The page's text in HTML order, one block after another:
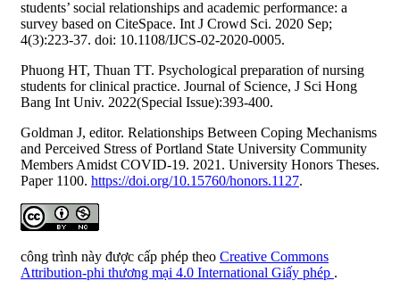
students’ social relationships and academic performance: a
survey based on CiteSpace. Int J Crowd Sci. 2020 Sep;
4(3):223-37. doi: 10.1108/IJCS-02-2020-0005.
Phuong HT, Thuan TT. Psychological preparation of nursing
students for clinical practice. Journal of Science, J Sci Hong
Bang Int Univ. 2022(Special Issue):393-400.
Goldman J, editor. Relationships Between Coping Mechanisms
and Perceived Stress of Portland State University Community
Members Amidst COVID-19. 2021. University Honors Theses.
Paper 1100. https://doi.org/10.15760/honors.1127.
công trình này được cấp phép theo Creative Commons
Attribution-phi thương mại 4.0 International Giấy phép .